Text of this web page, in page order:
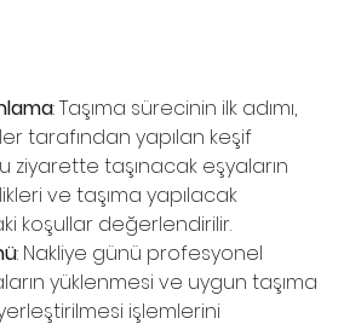
: Taşıma sürecinin ilk adımı,
tarafından yapılan keşif
ziyarette taşınacak eşyaların
ve taşıma yapılacak
koşullar değerlendirilir.
: Nakliye günü profesyonel
yüklenmesi ve uygun taşıma
işlemlerini